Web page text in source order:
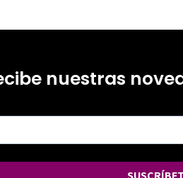
nuestras